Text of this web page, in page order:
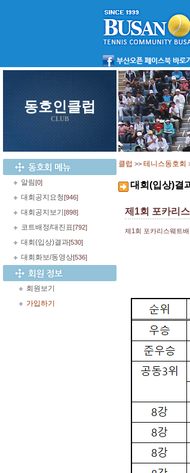
동호인클럽
CLUB
알림[0]
대회공지요청[946]
대회공지보기 [898]
코트배정/대진표[792]
대회(입상)결과[530]
대회화보/동영상[536]
회원보기
가입하기
클럽 >> 테니스동호회
대회(입상)결
제1회 포카리
제1회 포카리스웨트